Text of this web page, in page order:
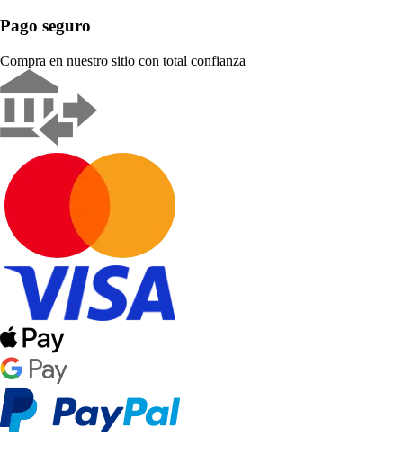
Pago seguro
Compra en nuestro sitio con total confianza